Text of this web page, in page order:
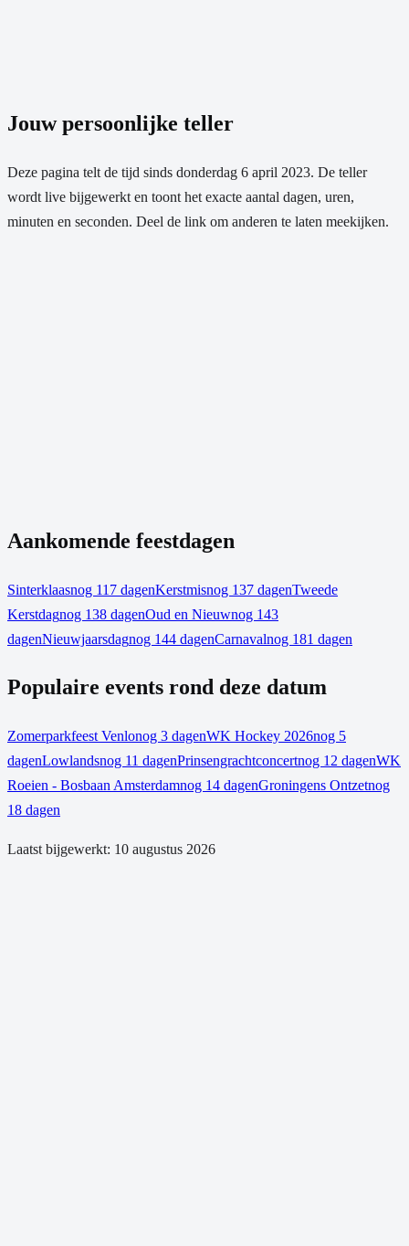
Jouw persoonlijke teller
Deze pagina telt de tijd sinds donderdag 6 april 2023. De teller
wordt live bijgewerkt en toont het exacte aantal dagen, uren,
minuten en seconden. Deel de link om anderen te laten meekijken.
Aankomende feestdagen
Sinterklaasnog 117 dagenKerstmisnog 137 dagenTweede
Kerstdagnog 138 dagenOud en Nieuwnog 143
dagenNieuwjaarsdagnog 144 dagenCarnavalnog 181 dagen
Populaire events rond deze datum
Zomerparkfeest Venlonog 3 dagenWK Hockey 2026nog 5
dagenLowlandsnog 11 dagenPrinsengrachtconcertnog 12 dagenWK
Roeien - Bosbaan Amsterdamnog 14 dagenGroningens Ontzetnog
18 dagen
Laatst bijgewerkt: 10 augustus 2026